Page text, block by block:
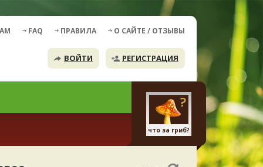
FAQ ПРАВИЛА О САЙТЕ / ОТЗЫВЫ
ВОЙТИ РЕГИСТРАЦИЯ
что за гриб?